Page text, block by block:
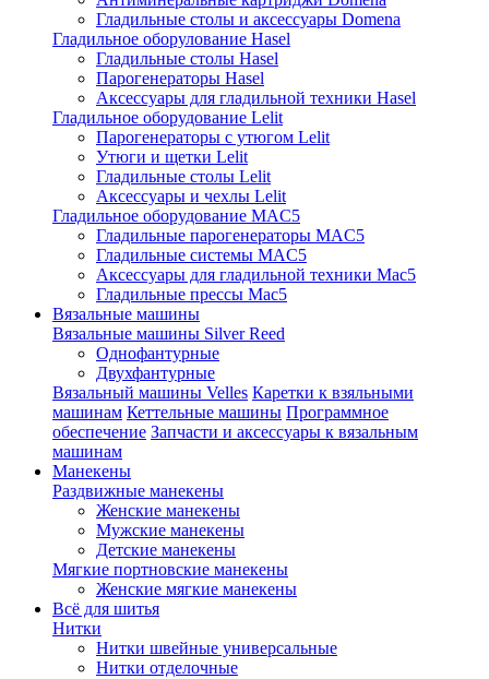
Гладильные столы и аксессуары Domena
Гладильное оборулование Hasel
Гладильные столы Hasel
Парогенераторы Hasel
Аксессуары для гладильной техники Hasel
Гладильное оборудование Lelit
Парогенераторы с утюгом Lelit
Утюги и щетки Lelit
Гладильные столы Lelit
Аксессуары и чехлы Lelit
Гладильное оборудование MAC5
Гладильные парогенераторы MAC5
Гладильные системы MAC5
Аксессуары для гладильной техники Mac5
Гладильные прессы Mac5
Вязальные машины
Вязальные машины Silver Reed
Однофантурные
Двухфантурные
Вязальный машины Velles Каретки к взяльными
машинам Кеттельные машины Программное
обеспечение Запчасти и аксессуары к вязальным
машинам
Манекены
Раздвижные манекены
Женские манекены
Мужские манекены
Детские манекены
Мягкие портновские манекены
Женские мягкие манекены
Всё для шитья
Нитки
Нитки швейные универсальные
Нитки отделочные